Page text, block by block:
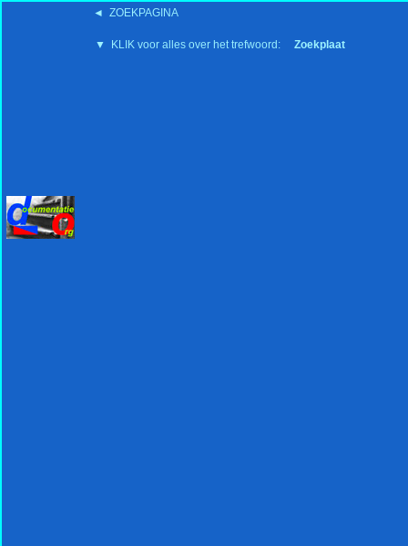
◄ ZOEKPAGINA
▼ KLIK voor alles over het trefwoord: Zoekplaat
'15:19 19-2-2008